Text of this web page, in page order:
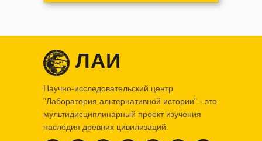
ЛАИ
Научно-исследовательский центр
"Лаборатория альтернативной истории" - это
мультидисциплинарный проект изучения
наследия древних цивилизаций.